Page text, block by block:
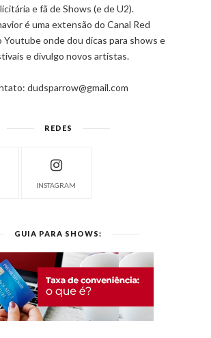
e fã de Shows (e de U2).
é uma extensão do Canal Red
Youtube onde dou dicas para shows e
e divulgo novos artistas.
dudsparrow@gmail.com
REDES
INSTAGRAM
GUIA PARA SHOWS: